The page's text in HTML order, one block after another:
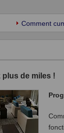
Comment
plus de miles !